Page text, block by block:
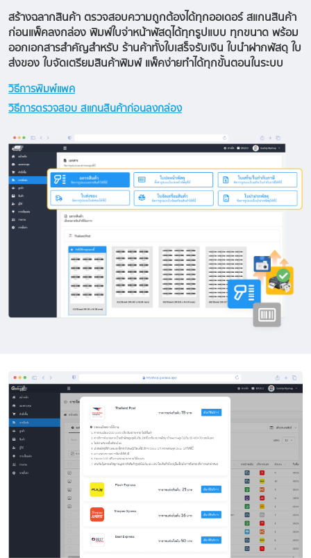
สร้างฉลากสินค้า ตรวจสอบความถูกต้องได้ทุกออเดอร์ สแกนสินค้า
ก่อนแพ็คลงกล่อง พิมพ์ใบจ่าหน้าพัสดุได้ทุกรูปแบบ ทุกขนาด พร้อม
ออกเอกสารสำคัญสำหรับ ร้านค้าทั้งใบเสร็จรับเงิน ใบนำฝากพัสดุ ใบ
ส่งของ ใบจัดเตรียมสินค้าพิมพ์ แพ็คง่ายทำได้ทุกขั้นตอนในระบบ
วิธีการพิมพ์แพค
วิธีการตรวจสอบ สแกนสินค้าก่อนลงกล่อง